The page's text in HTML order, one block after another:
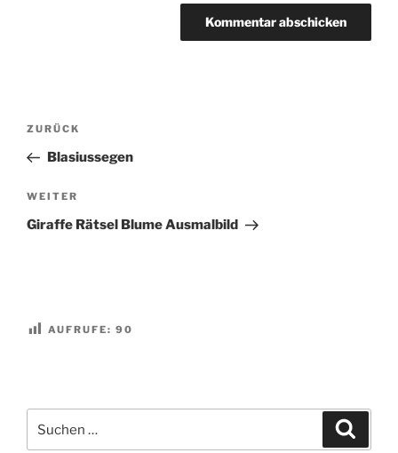
Beitragsnavigation
Vorheriger
Beitrag
ZURÜCK
Blasiussegen
Nächster
Beitrag
WEITER
Giraffe Rätsel Blume Ausmalbild
AUFRUFE: 90
nach: